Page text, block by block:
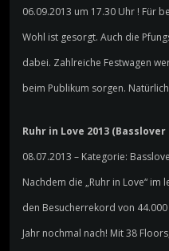
06.09.2013 um 17.30 Uhr ! Für
Wohl ist gesorgt. Auch die
dabei. Zahlreiche Festwagen
beim Publikum sorgen.
Ruhr in Love 2013
08.07.2013 – Kategorie:
Nachdem die „Ruhr in Love“
den Besucherrekord von
Jahr nochmal nach! Mit 38